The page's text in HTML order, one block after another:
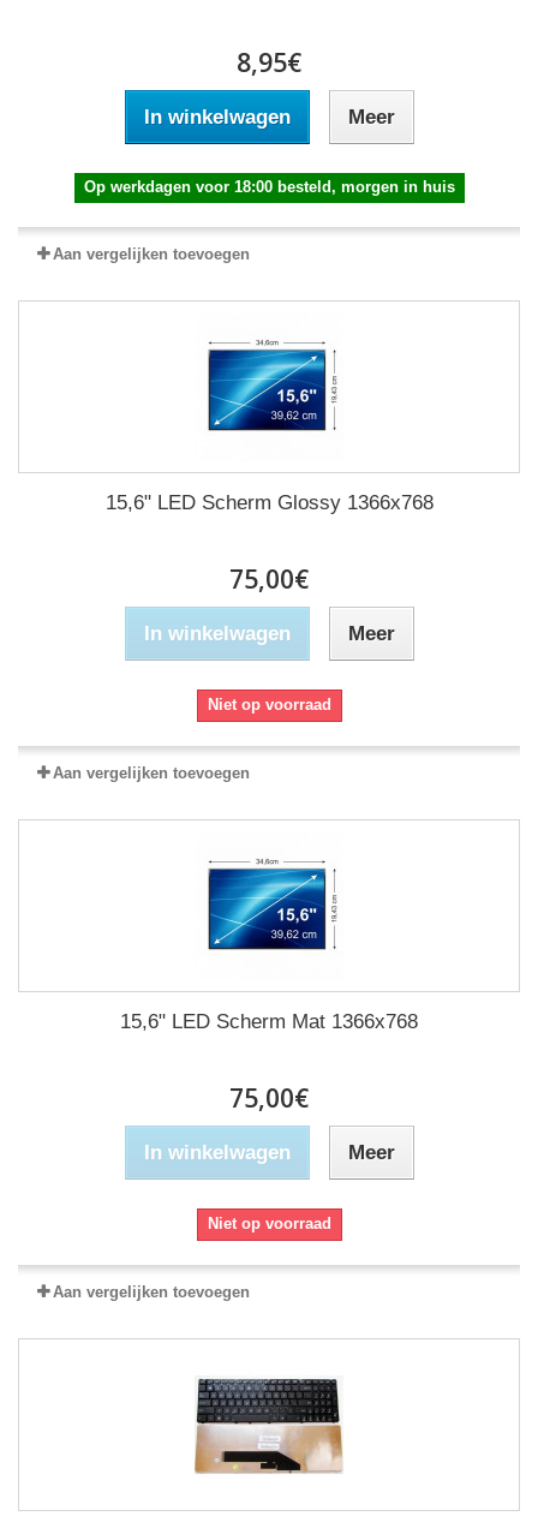
8,95€
In winkelwagen Meer
Op werkdagen voor 18:00 besteld, morgen in huis
Aan vergelijken toevoegen
15,6" LED Scherm Glossy 1366x768
75,00€
In winkelwagen Meer
Niet op voorraad
Aan vergelijken toevoegen
15,6" LED Scherm Mat 1366x768
75,00€
In winkelwagen Meer
Niet op voorraad
Aan vergelijken toevoegen